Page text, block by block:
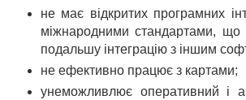
не має відкритих програмних
міжнародними стандартами, що
подальшу інтеграцію з іншим
не ефективно працює з картами;
унеможливлює оперативний і